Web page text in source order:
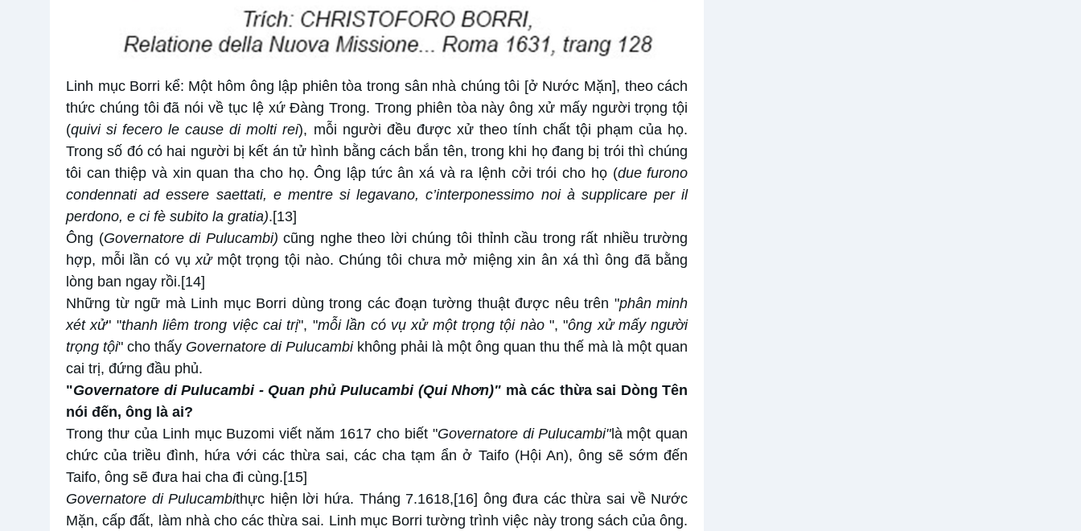
Linh mục Borri kể: Một hôm ông lập phiên tòa trong sân nhà chúng tôi [ở Nước Mặn], theo cách
thức chúng tôi đã nói về tục lệ xứ Đàng Trong. Trong phiên tòa này ông xử mấy người trọng tội
(quivi si fecero le cause di molti rei), mỗi người đều được xử theo tính chất tội phạm của họ.
Trong số đó có hai người bị kết án tử hình bằng cách bắn tên, trong khi họ đang bị trói thì chúng
tôi can thiệp và xin quan tha cho họ. Ông lập tức ân xá và ra lệnh cởi trói cho họ (due furono
condennati ad essere saettati, e mentre si legavano, c’interponessimo noi à supplicare per il
perdono, e ci fè subito la gratia).[13]
Ông (Governatore di Pulucambi) cũng nghe theo lời chúng tôi thỉnh cầu trong rất nhiều trường
hợp, mỗi lần có vụxử một trọng tội nào. Chúng tôi chưa mở miệng xin ân xá thì ông đã bằng
lòng ban ngay rồi.[14]
Những từ ngữ mà Linh mục Borri dùng trong các đoạn tường thuật được nêu trên "phân minh
xét xử" "thanh liêm trong việc cai trị", "mỗi lần có vụ xử một trọng tội nào", "ông xử mấy người
trọng tội" cho thấy Governatore di Pulucambikhông phải là một ông quan thu thế mà là một quan
cai trị, đứng đầu phủ.
"Governatore di Pulucambi - Quan phủ Pulucambi (Qui Nhơn)" mà các thừa sai Dòng Tên
nói đến, ông là ai?
Trong thư của Linh mục Buzomi viết năm 1617 cho biết "Governatore di Pulucambi"là một quan
chức của triều đình, hứa với các thừa sai, các cha tạm ẩn ở Taifo (Hội An), ông sẽ sớm đến
Taifo, ông sẽ đưa hai cha đi cùng.[15]
Governatore di Pulucambithực hiện lời hứa. Tháng 7.1618,[16] ông đưa các thừa sai về Nước
Mặn, cấp đất, làm nhà cho các thừa sai. Linh mục Borri tường trình việc này trong sách của ông.